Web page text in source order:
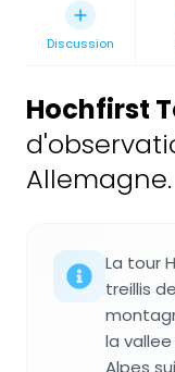
Discussion
Hochfirst
Allemagne.
La tour
treillis
la
Alpes